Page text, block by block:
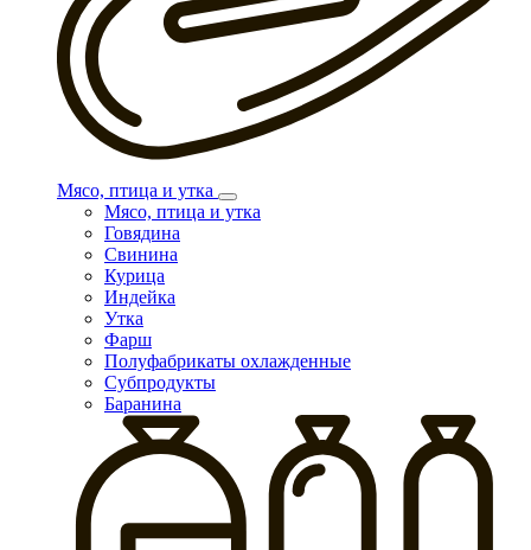
Мясо, птица и утка
Мясо, птица и утка
Говядина
Свинина
Курица
Индейка
Утка
Фарш
Полуфабрикаты охлажденные
Субпродукты
Баранина